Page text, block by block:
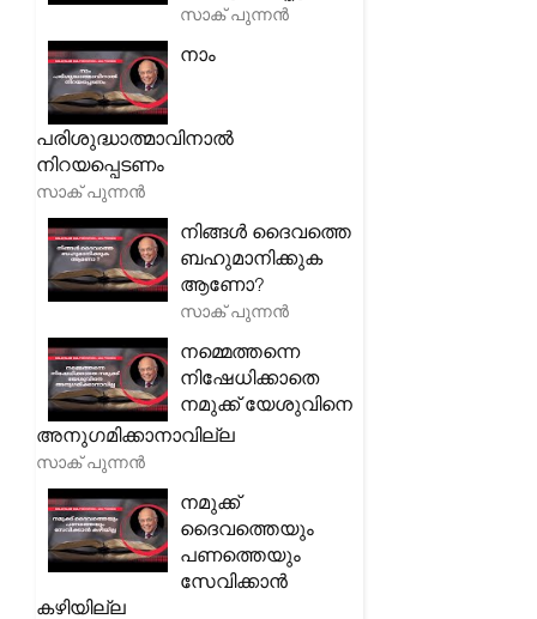
സാക് പുന്നൻ
നാം
പരിശുദ്ധാത്മാവിനാൽ
നിറയപ്പെടണം
സാക് പുന്നൻ
നിങ്ങൾ ദൈവത്തെ
ബഹുമാനിക്കുക
ആണോ?
സാക് പുന്നൻ
നമ്മെത്തന്നെ
നിഷേധിക്കാതെ
നമുക്ക് യേശുവിനെ
അനുഗമിക്കാനാവില്ല
സാക് പുന്നൻ
നമുക്ക്
ദൈവത്തെയും
പണത്തെയും
സേവിക്കാൻ
കഴിയില്ല